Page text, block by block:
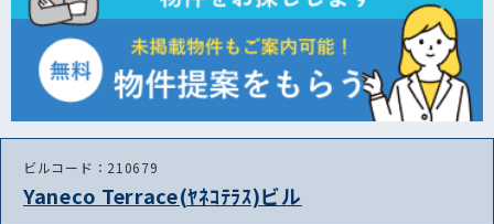
ビルコード：210679
Yaneco Terrace(ﾔﾈｺﾃﾗｽ)ビル